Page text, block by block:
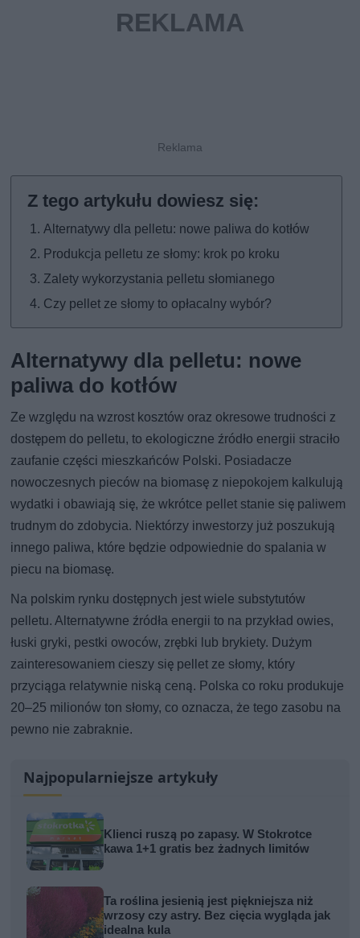
Alternatywy dla pelletu: nowe paliwa do kotłów
Produkcja pelletu ze słomy: krok po kroku
Zalety wykorzystania pelletu słomianego
Czy pellet ze słomy to opłacalny wybór?
Alternatywy dla pelletu: nowe
paliwa do kotłów
Ze względu na wzrost kosztów oraz okresowe trudności z
dostępem do pelletu, to ekologiczne źródło energii straciło
zaufanie części mieszkańców Polski. Posiadacze
nowoczesnych pieców na biomasę z niepokojem kalkulują
wydatki i obawiają się, że wkrótce pellet stanie się paliwem
trudnym do zdobycia. Niektórzy inwestorzy już poszukują
innego paliwa, które będzie odpowiednie do spalania w
piecu na biomasę.
Na polskim rynku dostępnych jest wiele substytutów
pelletu. Alternatywne źródła energii to na przykład owies,
łuski gryki, pestki owoców, zrębki lub brykiety. Dużym
zainteresowaniem cieszy się pellet ze słomy, który
przyciąga relatywnie niską ceną. Polska co roku produkuje
20–25 milionów ton słomy, co oznacza, że tego zasobu na
pewno nie zabraknie.
Najpopularniejsze artykuły
Klienci ruszą po zapasy. W Stokrotce
kawa 1+1 gratis bez żadnych limitów
Ta roślina jesienią jest piękniejsza niż
wrzosy czy astry. Bez cięcia wygląda jak
idealna kula